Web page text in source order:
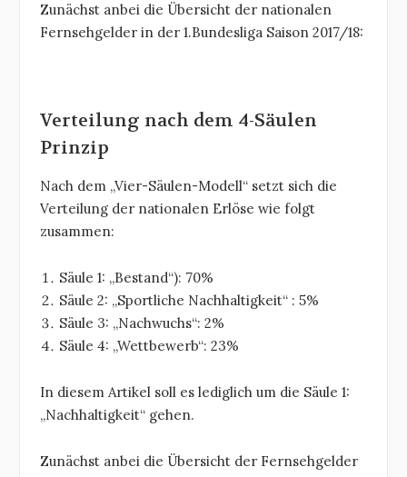
Zunächst anbei die Übersicht der nationalen
Fernsehgelder in der 1.Bundesliga Saison 2017/18:
Verteilung nach dem 4-Säulen
Prinzip
Nach dem „Vier-Säulen-Modell“ setzt sich die
Verteilung der nationalen Erlöse wie folgt
zusammen:
Säule 1: „Bestand“): 70%
Säule 2: „Sportliche Nachhaltigkeit“ : 5%
Säule 3: „Nachwuchs“: 2%
Säule 4: „Wettbewerb“: 23%
In diesem Artikel soll es lediglich um die Säule 1:
„Nachhaltigkeit“ gehen.
Zunächst anbei die Übersicht der Fernsehgelder